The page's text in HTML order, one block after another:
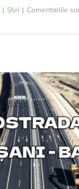
| Știri | Comentariile